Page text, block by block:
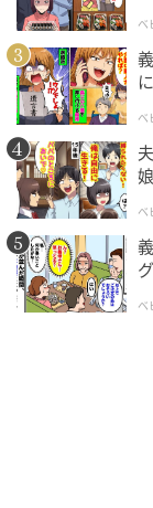
ウーマンエキサイト
ベ
ベ
ベ
ベ